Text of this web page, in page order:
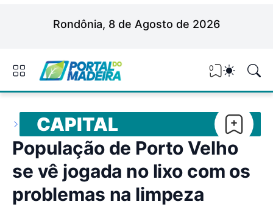
Rondônia, 8 de Agosto de 2026
0
CAPITAL
População de Porto Velho
se vê jogada no lixo com os
problemas na limpeza